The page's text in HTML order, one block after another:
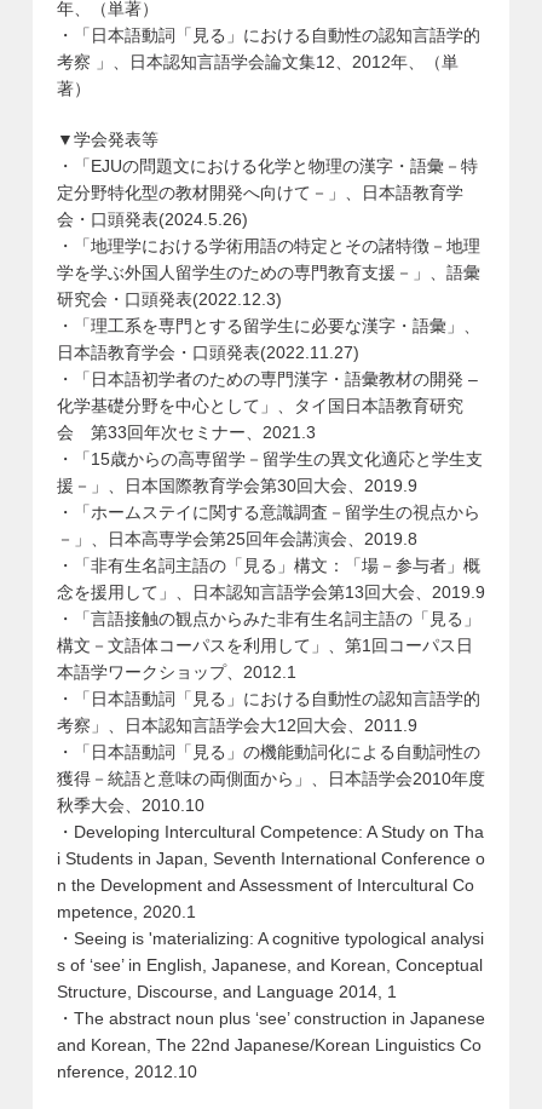
年、（単著）
・「日本語動詞「見る」における自動性の認知言語学的
考察 」、日本認知言語学会論文集12、2012年、（単
著）
▼学会発表等
・「EJUの問題文における化学と物理の漢字・語彙－特
定分野特化型の教材開発へ向けて－」、日本語教育学
会・口頭発表(2024.5.26)
・「地理学における学術用語の特定とその諸特徴－地理
学を学ぶ外国人留学生のための専門教育支援－」、語彙
研究会・口頭発表(2022.12.3)
・「理工系を専門とする留学生に必要な漢字・語彙」、
日本語教育学会・口頭発表(2022.11.27)
・「日本語初学者のための専門漢字・語彙教材の開発 –
化学基礎分野を中心として」、タイ国日本語教育研究
会 第33回年次セミナー、2021.3
・「15歳からの高専留学－留学生の異文化適応と学生支
援－」、日本国際教育学会第30回大会、2019.9
・「ホームステイに関する意識調査－留学生の視点から
－」、日本高専学会第25回年会講演会、2019.8
・「非有生名詞主語の「見る」構文：「場－参与者」概
念を援用して」、日本認知言語学会第13回大会、2019.9
・「言語接触の観点からみた非有生名詞主語の「見る」
構文－文語体コーパスを利用して」、第1回コーパス日
本語学ワークショップ、2012.1
・「日本語動詞「見る」における自動性の認知言語学的
考察」、日本認知言語学会大12回大会、2011.9
・「日本語動詞「見る」の機能動詞化による自動詞性の
獲得－統語と意味の両側面から」、日本語学会2010年度
秋季大会、2010.10
・Developing Intercultural Competence: A Study on Tha
i Students in Japan, Seventh International Conference o
n the Development and Assessment of Intercultural Co
mpetence, 2020.1
・Seeing is 'materializing: A cognitive typological analysi
s of ‘see’ in English, Japanese, and Korean, Conceptual
Structure, Discourse, and Language 2014, 1
・The abstract noun plus ‘see’ construction in Japanese
and Korean, The 22nd Japanese/Korean Linguistics Co
nference, 2012.10